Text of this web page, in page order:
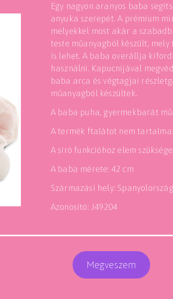
Egy nagyon aranyos baba
anyuka szerepét. A prémium
melyekkel most akár a
teste műanyagból készült,
is lehet. A baba overállja
használni. Kapucnijával
baba arca és végtagjai
műanyagból készültek.
A baba puha, gyermekbarát
A termék ftalátot nem
A síró funkcióhoz elem
A baba mérete: 42 cm
Származási hely: Spanyolország
Azonosító: J49204
Megveszem